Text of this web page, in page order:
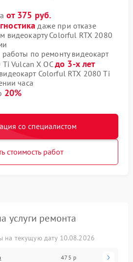
от 375 руб.
даже при отказе
видеокарту Colorful RTX 2080
по ремонту видеокарт
Vulcan X OCдо 3-х лет
Colorful RTX 2080 Ti
часа
20%
со специалистом
стоимость работ
услуги ремонта
на текущую дату 10.08.2026
475 р